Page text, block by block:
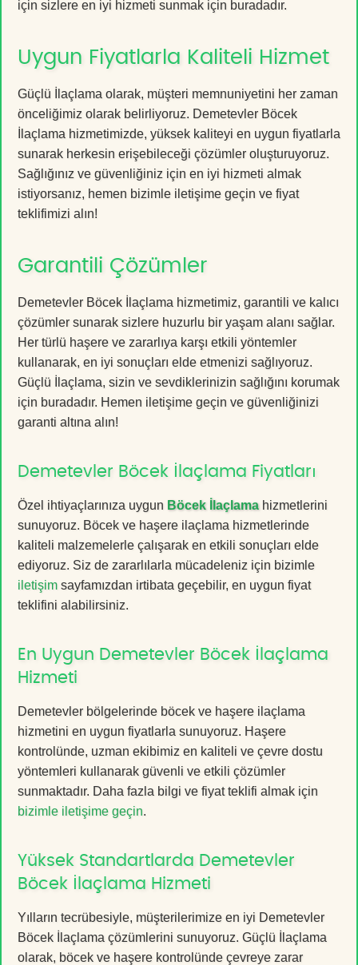
için sizlere en iyi hizmeti sunmak için buradadır.
Uygun Fiyatlarla Kaliteli Hizmet
Güçlü İlaçlama olarak, müşteri memnuniyetini her zaman
önceliğimiz olarak belirliyoruz. Demetevler Böcek
İlaçlama hizmetimizde, yüksek kaliteyi en uygun fiyatlarla
sunarak herkesin erişebileceği çözümler oluşturuyoruz.
Sağlığınız ve güvenliğiniz için en iyi hizmeti almak
istiyorsanız, hemen bizimle iletişime geçin ve fiyat
teklifimizi alın!
Garantili Çözümler
Demetevler Böcek İlaçlama hizmetimiz, garantili ve kalıcı
çözümler sunarak sizlere huzurlu bir yaşam alanı sağlar.
Her türlü haşere ve zararlıya karşı etkili yöntemler
kullanarak, en iyi sonuçları elde etmenizi sağlıyoruz.
Güçlü İlaçlama, sizin ve sevdiklerinizin sağlığını korumak
için buradadır. Hemen iletişime geçin ve güvenliğinizi
garanti altına alın!
Demetevler Böcek İlaçlama Fiyatları
Özel ihtiyaçlarınıza uygun Böcek İlaçlamahizmetlerini
sunuyoruz. Böcek ve haşere ilaçlama hizmetlerinde
kaliteli malzemelerle çalışarak en etkili sonuçları elde
ediyoruz. Siz de zararlılarla mücadeleniz için bizimle
iletişim sayfamızdan irtibata geçebilir, en uygun fiyat
teklifini alabilirsiniz.
En Uygun Demetevler Böcek İlaçlama
Hizmeti
Demetevler bölgelerinde böcek ve haşere ilaçlama
hizmetini en uygun fiyatlarla sunuyoruz. Haşere
kontrolünde, uzman ekibimiz en kaliteli ve çevre dostu
yöntemleri kullanarak güvenli ve etkili çözümler
sunmaktadır. Daha fazla bilgi ve fiyat teklifi almak için
bizimle iletişime geçin.
Yüksek Standartlarda Demetevler
Böcek İlaçlama Hizmeti
Yılların tecrübesiyle, müşterilerimize en iyi Demetevler
Böcek İlaçlama çözümlerini sunuyoruz. Güçlü İlaçlama
olarak, böcek ve haşere kontrolünde çevreye zarar